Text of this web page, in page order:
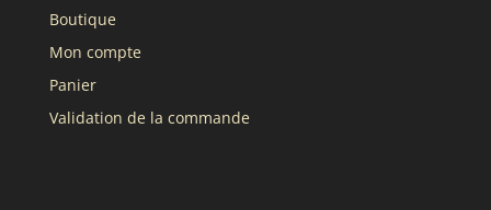
Boutique
Mon compte
Panier
Validation de la commande